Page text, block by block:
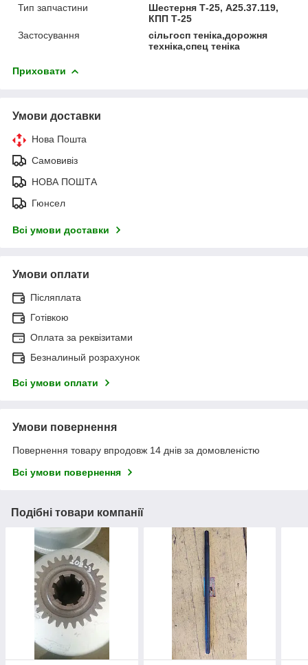
Тип запчастини
Шестерня Т-25, А25.37.119,
КПП Т-25
Застосування
сільгосп теніка,дорожня
техніка,спец теніка
Приховати
Умови доставки
Нова Пошта
Самовивіз
НОВА ПОШТА
Гюнсел
Всі умови доставки
Умови оплати
Післяплата
Готівкою
Оплата за реквізитами
Безналиный розрахунок
Всі умови оплати
Умови повернення
Повернення товару впродовж 14 днів за домовленістю
Всі умови повернення
Подібні товари компанії